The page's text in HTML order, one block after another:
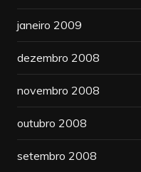
janeiro 2009
dezembro 2008
novembro 2008
outubro 2008
setembro 2008